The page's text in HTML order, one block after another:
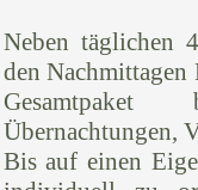
Neben täglichen
den Nachmittagen
Übernachtungen,
Bis auf einen